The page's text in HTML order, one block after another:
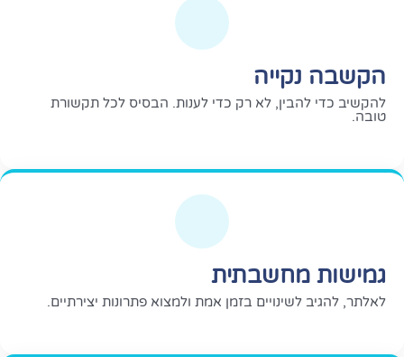
הקשבה נקייה
להקשיב כדי להבין, לא רק כדי לענות. הבסיס לכל תקשורת
טובה.
גמישות מחשבתית
לאלתר, להגיב לשינויים בזמן אמת ולמצוא פתרונות יצירתיים.